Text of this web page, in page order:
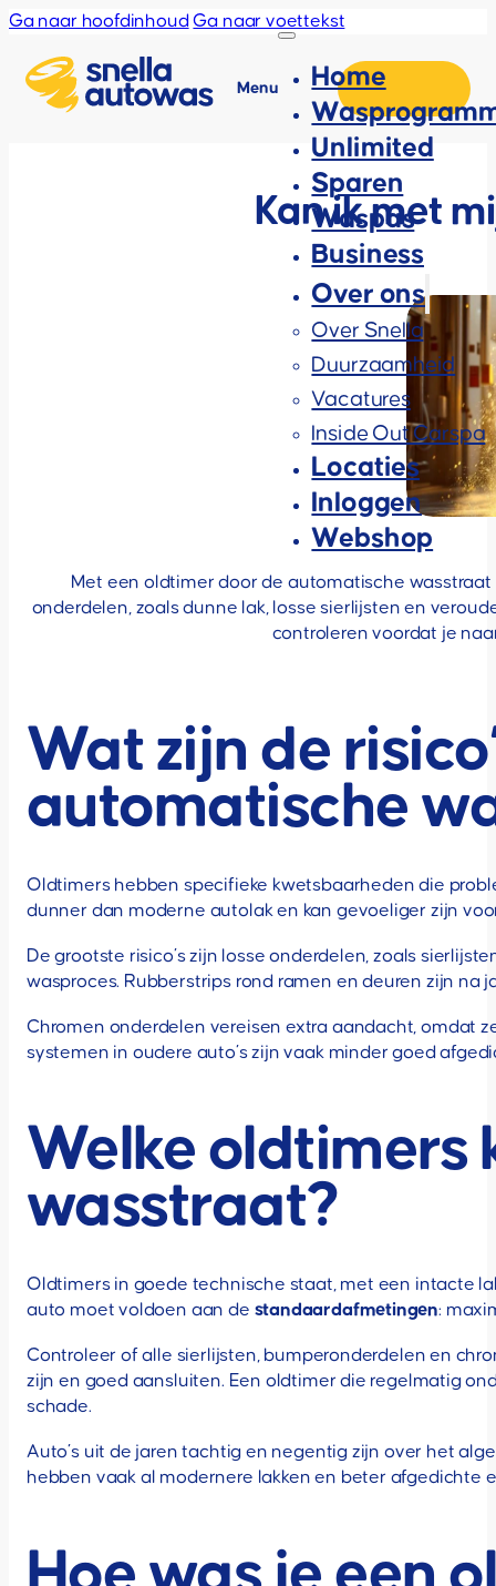
Ga naar hoofdinhoud Ga naar voettekst
Menu
Home
Unlimited
Sparen
Waspas
Business
Over ons
Over Snella
Duurzaamheid
Vacatures
Inside Out Carspa
Locaties
Inloggen
Webshop
Kan ik met
Met een oldtimer door de automatische
onderdelen, zoals dunne lak, losse sierlijsten en
controleren voordat je
Wat zijn de
automatische
Oldtimers hebben specifieke kwetsbaarheden die
dunner dan moderne autolak en kan gevoeliger zijn
De grootste risico’s zijn losse onderdelen, zoals
wasproces. Rubberstrips rond ramen en deuren zijn na
Chromen onderdelen vereisen extra aandacht, omdat
systemen in oudere auto’s zijn vaak minder goed
Welke oldtimers
wasstraat?
Oldtimers in goede technische staat, met een intacte
auto moet voldoen aan de standaardafmetingen:
Controleer of alle sierlijsten, bumperonderdelen en
zijn en goed aansluiten. Een oldtimer die regelmatig
schade.
Auto’s uit de jaren tachtig en negentig zijn over het
hebben vaak al modernere lakken en beter afgedichte